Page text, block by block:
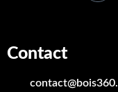
Contact